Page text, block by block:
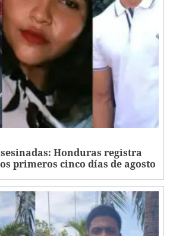
Honduras registra
primeros cinco días de agosto